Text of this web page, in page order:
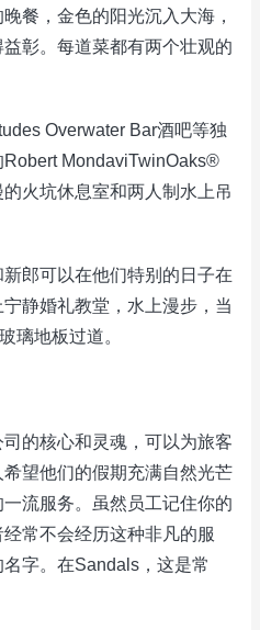
餐，金色的阳光沉入大海，
彰。每道菜都有两个壮观的
Overwater Bar酒吧等独
MondaviTwinOaks®
火坑休息室和两人制水上吊
郎可以在他们特别的日子在
静婚礼教堂，水上漫步，当
璃地板过道。
的核心和灵魂，可以为旅客
望他们的假期充满自然光芒
流服务。虽然员工记住你的
常不会经历这种非凡的服
字。在Sandals，这是常